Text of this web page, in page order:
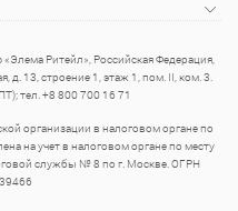
Ритейл», Российская Федерация,
д. 13, строение 1, этаж 1, пом. II, ком. 3.
тел. +8 800 700 16 71
организации в налоговом органе по
на учет в налоговом органе по месту
службы № 8 по г. Москве. ОГРН